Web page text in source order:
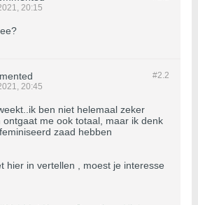
20:15
#2.2
20:45
ben niet helemaal zeker
me ook totaal, maar ik denk
zaad hebben
hier in vertellen , moest je interesse